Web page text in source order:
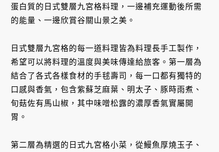
蛋白質的日式雙層九宮格料理，一邊補充運動後所需
的能量、一邊欣賞谷關山景之美。
日式雙層九宮格的每一道料理皆為料理長手工製作，
希望可以將料理的溫度與美味傳達給旅客。第一層為
結合了各式各樣食材的手毬壽司，每一口都有獨特的
口感與香氣，包含紫蘇芝麻葉、明太子、豚時雨煮、
旬菇佐有馬山椒，其中味噌松露的濃厚香氣實屬開
胃。
第二層為精選的日式九宮格小菜，從鰻魚厚燒玉子、